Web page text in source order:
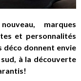
marques
et personnalités
déco donnent envie
à la découverte